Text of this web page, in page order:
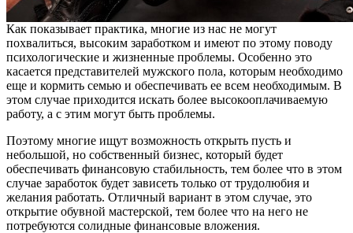
Как показывает практика, многие из нас не могут
похвалиться, высоким заработком и имеют по этому поводу
психологические и жизненные проблемы. Особенно это
касается представителей мужского пола, которым необходимо
еще и кормить семью и обеспечивать ее всем необходимым. В
этом случае приходится искать более высокооплачиваемую
работу, а с этим могут быть проблемы.
Поэтому многие ищут возможность открыть пусть и
небольшой, но собственный бизнес, который будет
обеспечивать финансовую стабильность, тем более что в этом
случае заработок будет зависеть только от трудолюбия и
желания работать. Отличный вариант в этом случае, это
открытие обувной мастерской, тем более что на него не
потребуются солидные финансовые вложения.